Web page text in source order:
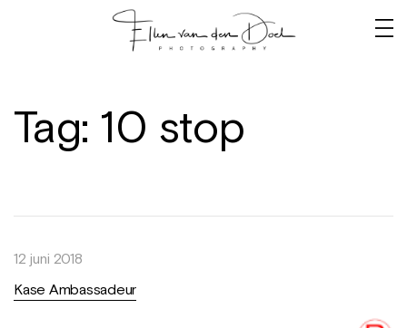
Tag: 10 stop
12 juni 2018
Kase Ambassadeur